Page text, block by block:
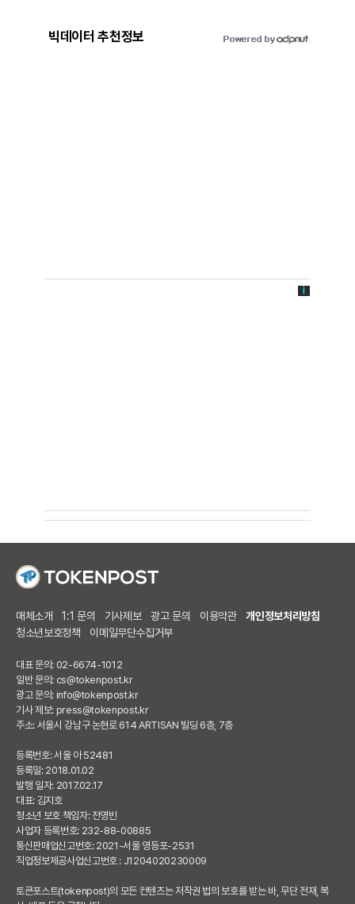
빅데이터 추천정보
매체소개 1:1 문의 기사제보 광고 문의 이용약관
개인정보처리방침
청소년보호정책
이메일무단수집거부
대표 문의: 02-6674-1012
일반 문의: cs@tokenpost.kr
광고 문의: info@tokenpost.kr
기사 제보: press@tokenpost.kr
주소: 서울시 강남구 논현로 614 ARTISAN 빌딩 6층, 7층
등록번호: 서울 아 52481
등록일: 2018.01.02
발행 일자: 2017.02.17
대표: 김지호
청소년 보호 책임자: 전영빈
사업자 등록번호: 232-88-00885
통신판매업신고번호: 2021-서울 영등포-2531
직업정보제공사업신고번호 : J1204020230009
토큰포스트(tokenpost)의 모든 컨텐츠는 저작권 법의 보호를 받는 바, 무단 전재, 복